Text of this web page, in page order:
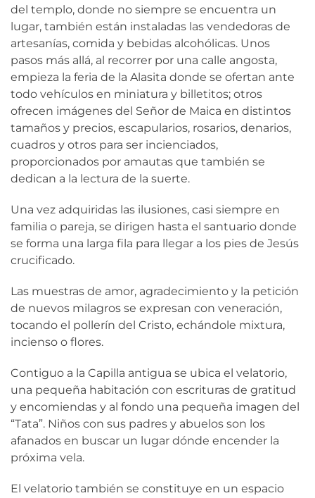
del templo, donde no siempre se encuentra un
lugar, también están instaladas las vendedoras de
artesanías, comida y bebidas alcohólicas. Unos
pasos más allá, al recorrer por una calle angosta,
empieza la feria de la Alasita donde se ofertan ante
todo vehículos en miniatura y billetitos; otros
ofrecen imágenes del Señor de Maica en distintos
tamaños y precios, escapularios, rosarios, denarios,
cuadros y otros para ser incienciados,
proporcionados por amautas que también se
dedican a la lectura de la suerte.
Una vez adquiridas las ilusiones, casi siempre en
familia o pareja, se dirigen hasta el santuario donde
se forma una larga fila para llegar a los pies de Jesús
crucificado.
Las muestras de amor, agradecimiento y la petición
de nuevos milagros se expresan con veneración,
tocando el pollerín del Cristo, echándole mixtura,
incienso o flores.
Contiguo a la Capilla antigua se ubica el velatorio,
una pequeña habitación con escrituras de gratitud
y encomiendas y al fondo una pequeña imagen del
“Tata”. Niños con sus padres y abuelos son los
afanados en buscar un lugar dónde encender la
próxima vela.
El velatorio también se constituye en un espacio